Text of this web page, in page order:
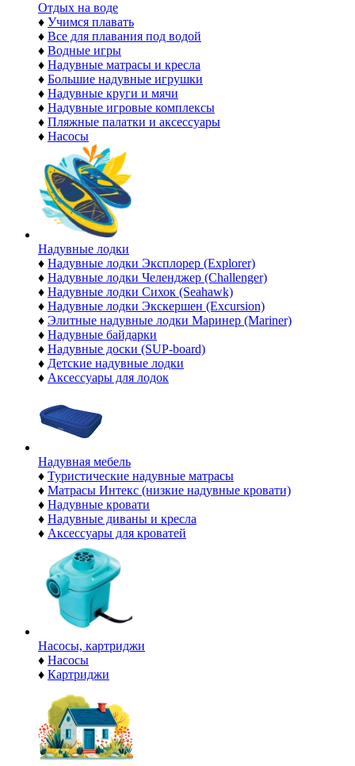
Отдых на воде
♦ Учимся плавать
♦ Все для плавания под водой
♦ Водные игры
♦ Надувные матрасы и кресла
♦ Большие надувные игрушки
♦ Надувные круги и мячи
♦ Надувные игровые комплексы
♦ Пляжные палатки и аксессуары
♦ Насосы
Надувные лодки
♦ Надувные лодки Эксплорер (Explorer)
♦ Надувные лодки Челенджер (Challenger)
♦ Надувные лодки Сихок (Seahawk)
♦ Надувные лодки Экскершен (Excursion)
♦ Элитные надувные лодки Маринер (Mariner)
♦ Надувные байдарки
♦ Надувные доски (SUP-board)
♦ Детские надувные лодки
♦ Аксессуары для лодок
Надувная мебель
♦ Туристические надувные матрасы
♦ Матрасы Интекс (низкие надувные кровати)
♦ Надувные кровати
♦ Надувные диваны и кресла
♦ Аксессуары для кроватей
Насосы, картриджи
♦ Насосы
♦ Картриджи